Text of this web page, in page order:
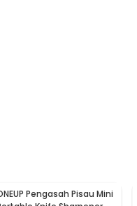
Pengasah Pisau Mini